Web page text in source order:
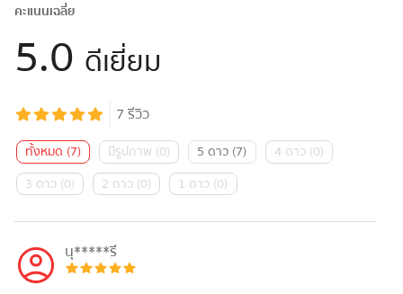
คะแนนเฉลี่ย
5.0 ดีเยี่ยม
7รีวิว
ทั้งหมด (7) มีรูปภาพ (0) 5 ดาว (7) 4 ดาว (0)
3 ดาว (0) 2 ดาว (0) 1 ดาว (0)
นุ*****รี